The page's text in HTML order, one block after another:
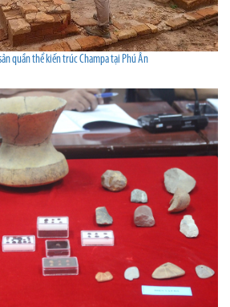
quần thể kiến trúc Champa tại Phú Ân